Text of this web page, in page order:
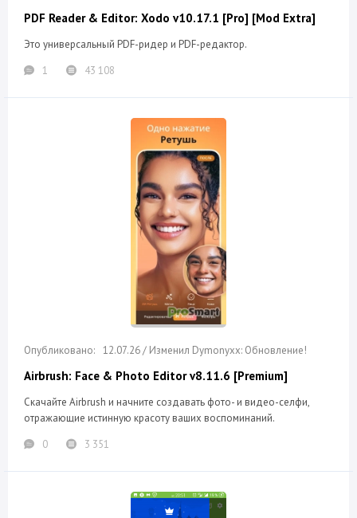
PDF Reader & Editor: Xodo v10.17.1 [Pro] [Mod Extra]
Это универсальный PDF-ридер и PDF-редактор.
1
43 108
12.07.26 / Изменил Dymonyxx: Обновление!
Airbrush: Face & Photo Editor v8.11.6 [Premium]
Скачайте Airbrush и начните создавать фото- и видео-селфи,
отражающие истинную красоту ваших воспоминаний.
0
3 351